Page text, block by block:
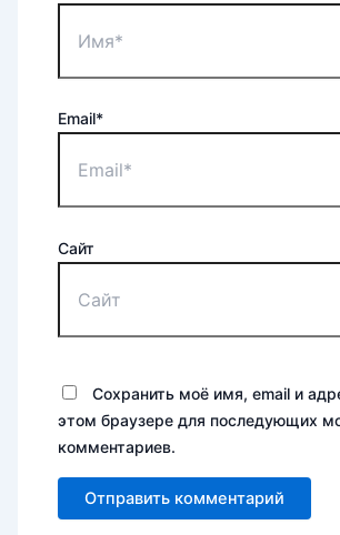
Email*
Сайт
Сохранить моё имя, email и
этом браузере для последующих
комментариев.